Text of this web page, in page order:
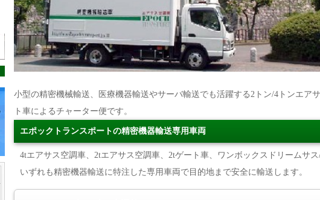
小型の精密機械輸送、医療機器輸送やサーバ輸送でも活躍する2トン/4トンエア
ト車によるチャーター便です。
エポックトランスポートの精密機器輸送専用車両
4tエアサス空調車、2tエアサス空調車、2tゲート車、ワンボックスドリームサ
いずれも精密機器輸送に特注した専用車両で目的地まで安全に輸送します。